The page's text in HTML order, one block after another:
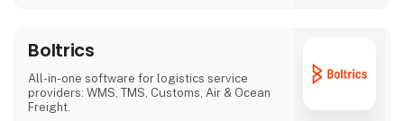
Boltrics
All-in-one software for logistics service
providers: WMS, TMS, Customs, Air & Ocean
Freight.